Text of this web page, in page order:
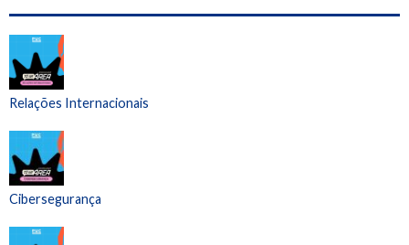
Relações Internacionais
Cibersegurança